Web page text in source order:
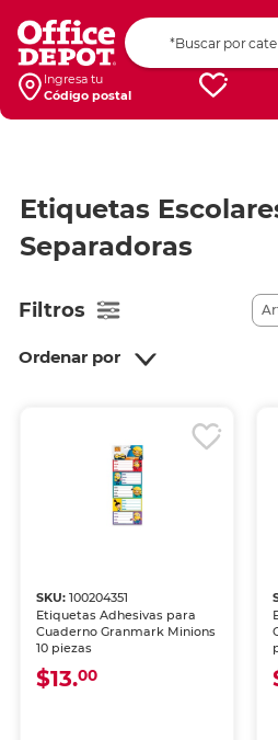
Ingresa tu
Código postal
Etiquetas
Separadoras
Filtros
Ordenar por
SKU:100204351
Etiquetas Adhesivas para
Cuaderno Granmark Minions
10 piezas
$13.00